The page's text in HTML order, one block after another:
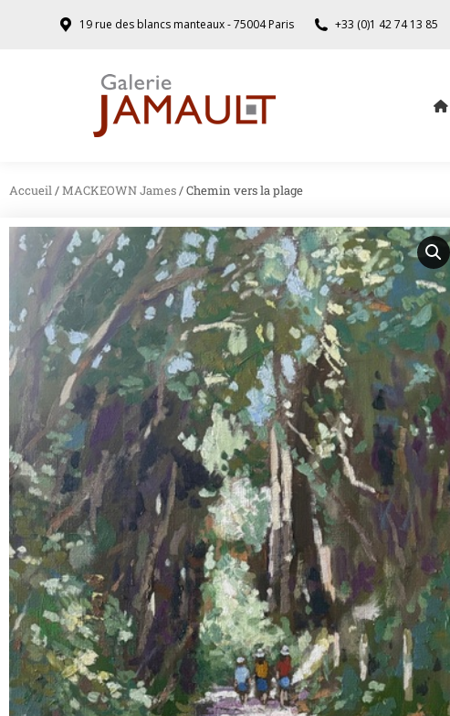
19 rue des blancs manteaux - 75004 Paris +33 (0)1 42 74 13 85
Accueil /MACKEOWN James / Chemin vers la plage